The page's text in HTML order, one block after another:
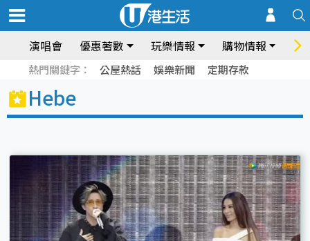
演唱會 優惠著數 玩樂情報 購物情報 飲
熱門關鍵字： 公屋熱話 娛樂新聞 定期存款
Hebe